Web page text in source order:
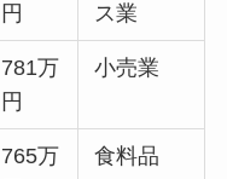
円
ス業
781万
円
小売業
765万
食料品